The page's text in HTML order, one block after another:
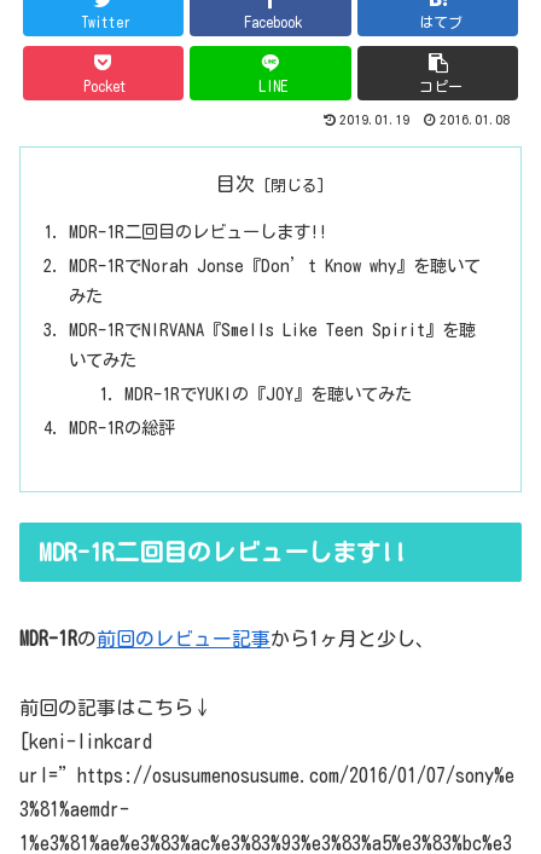
Twitter Facebook はてブ
Pocket LINE コピー
2019.01.19 2016.01.08
目次
MDR-1R二回目のレビューします!!
MDR-1RでNorah Jonse『Don’t Know why』を聴いて
みた
MDR-1RでNIRVANA『Smells Like Teen Spirit』を聴
いてみた
MDR-1RでYUKIの『JOY』を聴いてみた
MDR-1Rの総評
MDR-1R二回目のレビューします!!
MDR-1Rの前回のレビュー記事から1ヶ月と少し、
前回の記事はこちら↓
[keni-linkcard
url=”https://osusumenosusume.com/2016/01/07/sony%e
3%81%aemdr-
1%e3%81%ae%e3%83%ac%e3%83%93%e3%83%a5%e3%83%bc%e3